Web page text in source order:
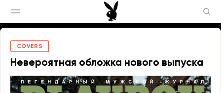
COVERS
Невероятная обложка нового выпуска